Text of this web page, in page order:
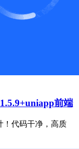
前端
！代码干净，高质